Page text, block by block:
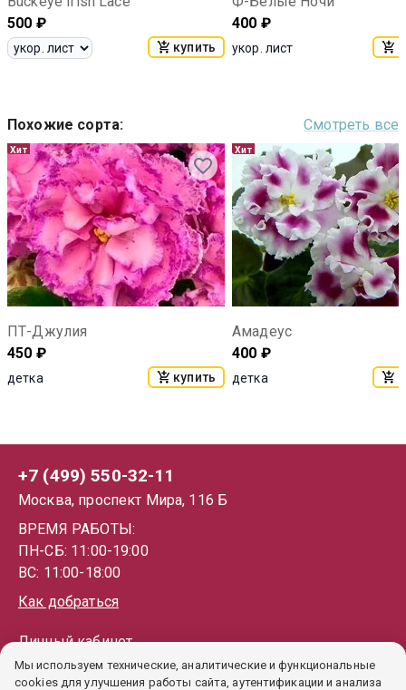
500 ₽
купить
400 ₽
укор. лист
Похожие сорта: Смотреть все
Хит
ПТ-Джулия
450 ₽
детка купить
Хит
Амадеус
400 ₽
детка
+7 (499) 550-32-11
Москва, проспект Мира, 116 Б
ВРЕМЯ РАБОТЫ:
ПН-СБ: 11:00-19:00
ВС: 11:00-18:00
Как добраться
Личный кабинет
Каталог
Мы используем технические, аналитические и функциональные
cookies для улучшения работы сайта, аутентификации и анализа